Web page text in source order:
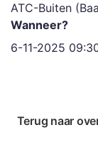
ATC-Buiten
Wanneer?
6-11-2025
Terug naar